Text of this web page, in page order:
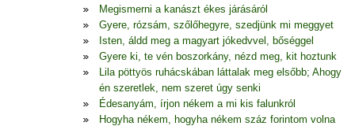
Megismerni a kanászt ékes járásáról
Gyere, rózsám, szőlőhegyre, szedjünk mi meggyet
Isten, áldd meg a magyart jókedvvel, bőséggel
Gyere ki, te vén boszorkány, nézd meg, kit hoztunk
Lila pöttyös ruhácskában láttalak meg elsőbb; Ahogy
én szeretlek, nem szeret úgy senki
Édesanyám, írjon nékem a mi kis falunkról
Hogyha nékem, hogyha nékem száz forintom volna